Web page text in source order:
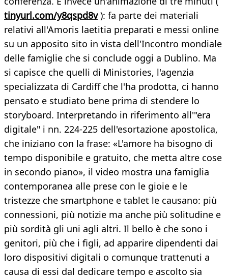
tinyurl.com/y8qspd8v): fa parte dei materiali
relativi all'Amoris laetitia preparati e messi online
su un apposito sito in vista dell'Incontro mondiale
delle famiglie che si conclude oggi a Dublino. Ma
si capisce che quelli di Ministories, l'agenzia
specializzata di Cardiff che l'ha prodotta, ci hanno
pensato e studiato bene prima di stendere lo
storyboard. Interpretando in riferimento all'"era
digitale" i nn. 224-225 dell'esortazione apostolica,
che iniziano con la frase: «L'amore ha bisogno di
tempo disponibile e gratuito, che metta altre cose
in secondo piano», il video mostra una famiglia
contemporanea alle prese con le gioie e le
tristezze che smartphone e tablet le causano: più
connessioni, più notizie ma anche più solitudine e
più sordità gli uni agli altri. Il bello è che sono i
genitori, più che i figli, ad apparire dipendenti dai
loro dispositivi digitali o comunque trattenuti a
causa di essi dal dedicare tempo e ascolto sia